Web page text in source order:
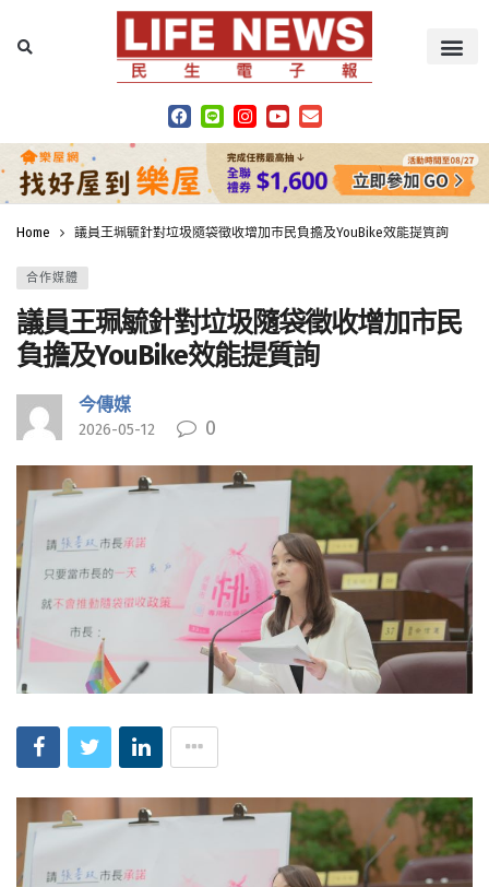
Home 議員王珮毓針對垃圾隨袋徵收增加市民負擔及YouBike效能提質詢
合作媒體
議員王珮毓針對垃圾隨袋徵收增加市民
負擔及YouBike效能提質詢
今傳媒
2026-05-12 0